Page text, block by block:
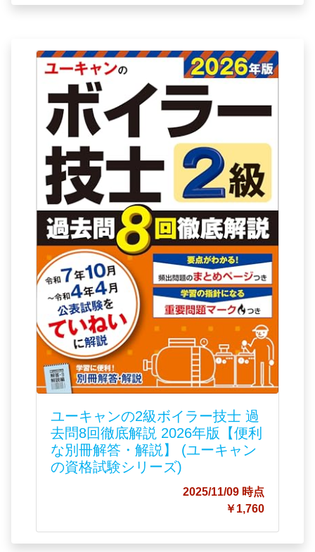
ユーキャンの2級ボイラー技士 過
去問8回徹底解説 2026年版【便利
な別冊解答・解説】 (ユーキャン
の資格試験シリーズ)
2025/11/09 時点
￥1,760